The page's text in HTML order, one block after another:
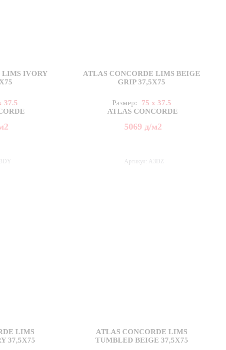
LIMS IVORY
37.5
ATLAS CONCORDE LIMS BEIGE
GRIP 37,5X75
Размер:
75 x 37.5
ATLAS CONCORDE
5069 д/м2
Артикул: A3DZ
LIMS
37,5X75
ATLAS CONCORDE LIMS
TUMBLED BEIGE 37,5X75